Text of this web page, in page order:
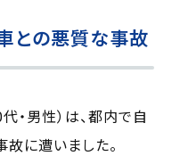
との悪質な事故
・男性）は、都内で自
に遭いました。